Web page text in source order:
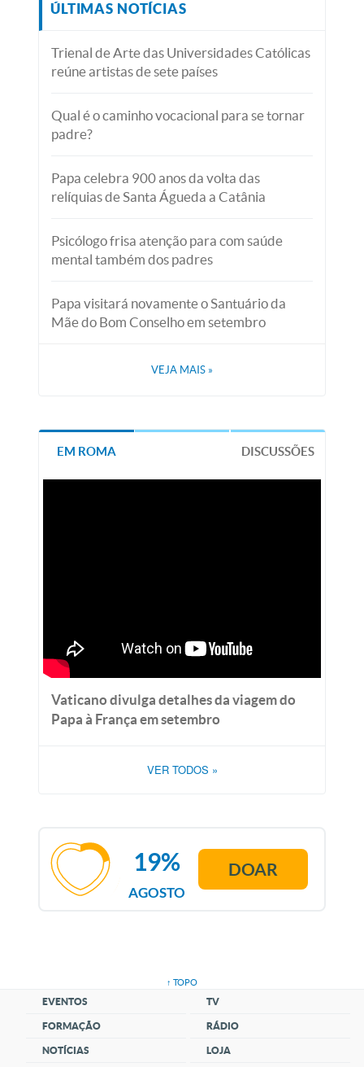
ÚLTIMAS NOTÍCIAS
Trienal de Arte das Universidades Católicas
reúne artistas de sete países
Qual é o caminho vocacional para se tornar
padre?
Papa celebra 900 anos da volta das
relíquias de Santa Águeda a Catânia
Psicólogo frisa atenção para com saúde
mental também dos padres
Papa visitará novamente o Santuário da
Mãe do Bom Conselho em setembro
VEJA MAIS »
EM ROMA DISCUSSÕES
Vaticano divulga detalhes da viagem do
Papa à França em setembro
VER TODOS »
AGOSTO
19% DOAR
↑ TOPO
EVENTOS
FORMAÇÃO
NOTÍCIAS
TV
RÁDIO
LOJA